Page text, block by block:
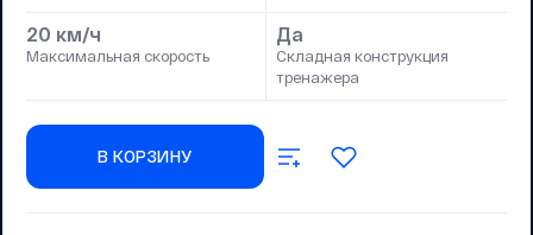
20 км/ч
Максимальная скорость
Да
Складная конструкция
тренажера
В КОРЗИНУ